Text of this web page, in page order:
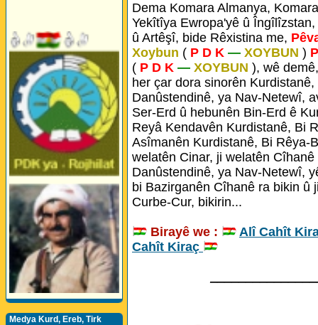
Medya Kurd, Ereb, Tirk
Dema Komara Almanya,
Yekîtîya Ewropa'yê û
û Artêşî, bide Rêxistina me,
Xoybun ( P D K — XOYBUN )
( P D K — XOYBUN ), wê
her çar dora sinorên
Danûstendinê, ya Nav-Netewî,
Ser-Erd û hebunên Bin-Erd ê
Reyâ Kendavên Kurdistanê, Bi
Asîmanên Kurdistanê, Bi Rêya-
welatên Cinar, ji welatên
Danûstendinê, ya Nav-Netewî,
bi Bazirganên Cîhanê ra bikin û
Curbe-Cur, bikirin...
Birayê we :
Alî Cahît
Cahît Kiraç